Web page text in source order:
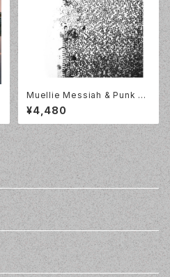
Muellie Messiah & Punk N
ot Punk / Exq I / LP / Faitic
he / fait-30LP
¥4,480